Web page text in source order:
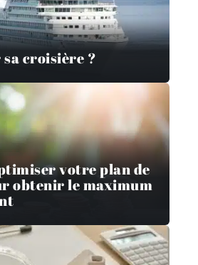
croisière ?
votre plan de
obtenir le maximum